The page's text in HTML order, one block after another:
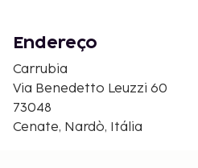
Endereço
Carrubia
Via Benedetto Leuzzi 60
73048
Cenate, Nardò, Itália